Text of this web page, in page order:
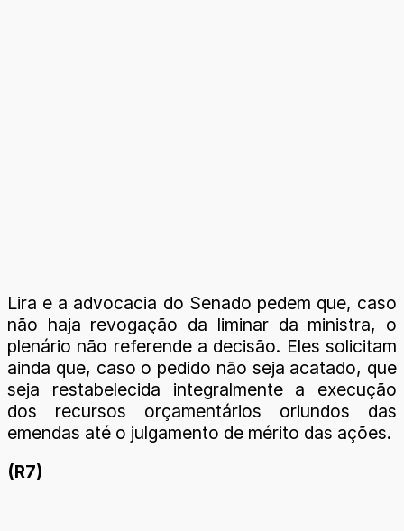
Lira e a advocacia do Senado pedem que, caso
não haja revogação da liminar da ministra, o
plenário não referende a decisão. Eles solicitam
ainda que, caso o pedido não seja acatado, que
seja restabelecida integralmente a execução
dos recursos orçamentários oriundos das
emendas até o julgamento de mérito das ações.
(R7)